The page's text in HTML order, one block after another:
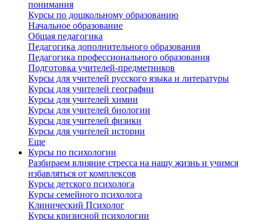
понимания
Курсы по дошкольному образованию
Начальное образование
Общая педагогика
Педагогика дополнительного образования
Педагогика профессионального образования
Подготовка учителей-предметников
Курсы для учителей русского языка и литературы
Курсы для учителей географии
Курсы для учителей химии
Курсы для учителей биологии
Курсы для учителей физики
Курсы для учителей истории
Еще
Курсы по психологии
Разбираем влияние стресса на нашу жизнь и учимся
избавляться от комплексов
Курсы детского психолога
Курсы семейного психолога
Клинический Психолог
Курсы кризисной психологии